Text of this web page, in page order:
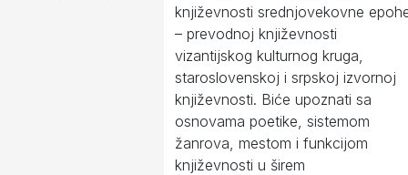
književnosti srednjovekovne
– prevodnoj književnosti
vizantijskog kulturnog kruga,
staroslovenskoj i srpskoj izvornoj
književnosti. Biće upoznati sa
osnovama poetike, sistemom
žanrova, mestom i funkcijom
književnosti u širem